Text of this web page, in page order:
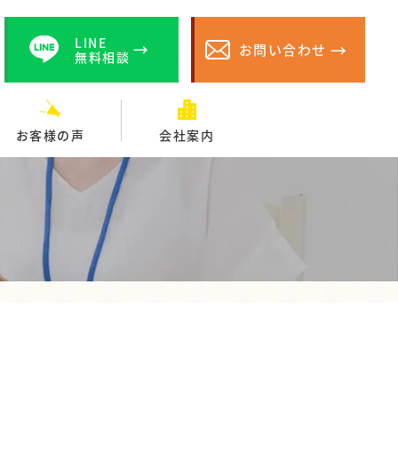
LINE
無料相談
お問い合わせ
お客様の声 会社案内